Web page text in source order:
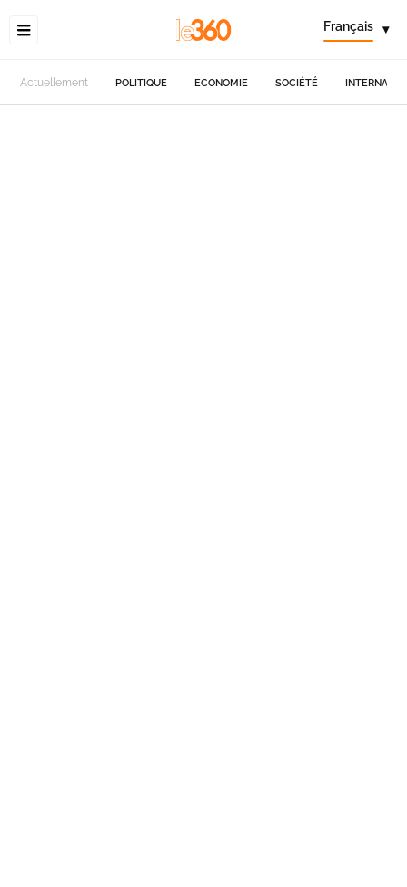
Français ▾
Actuellement POLITIQUE ECONOMIE SOCIÉTÉ